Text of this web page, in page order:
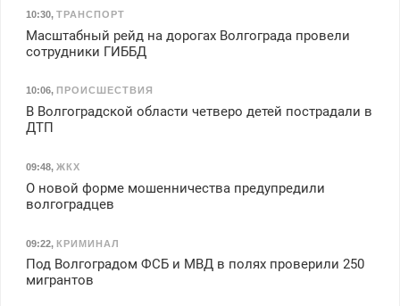
10:30, ТРАНСПОРТ
Масштабный рейд на дорогах Волгограда провели
сотрудники ГИББД
10:06, ПРОИСШЕСТВИЯ
В Волгоградской области четверо детей пострадали в
ДТП
09:48, ЖКХ
О новой форме мошенничества предупредили
волгоградцев
09:22, КРИМИНАЛ
Под Волгоградом ФСБ и МВД в полях проверили 250
мигрантов